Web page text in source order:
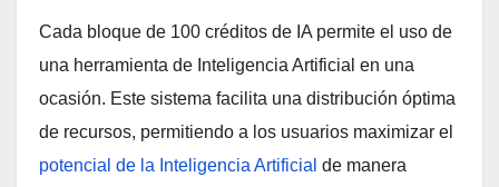
Cada bloque de 100 créditos de IA permite el uso de
una herramienta de Inteligencia Artificial en una
ocasión. Este sistema facilita una distribución óptima
de recursos, permitiendo a los usuarios maximizar el
potencial de la Inteligencia Artificial de manera